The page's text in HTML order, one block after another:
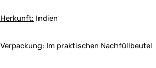
Herkunft: Indien
Verpackung: Im praktischen Nachfüllbeutel